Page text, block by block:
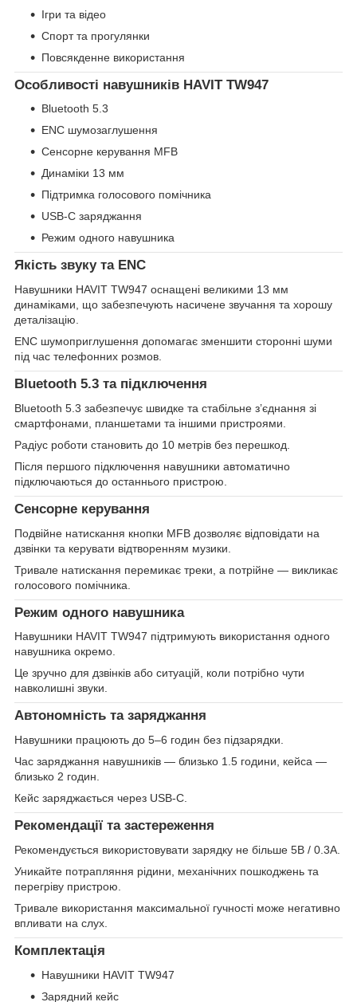
Ігри та відео
Спорт та прогулянки
Повсякденне використання
Особливості навушників HAVIT TW947
Bluetooth 5.3
ENC шумозаглушення
Сенсорне керування MFB
Динаміки 13 мм
Підтримка голосового помічника
USB-C заряджання
Режим одного навушника
Якість звуку та ENC
Навушники HAVIT TW947 оснащені великими 13 мм
динаміками, що забезпечують насичене звучання та хорошу
деталізацію.
ENC шумоприглушення допомагає зменшити сторонні шуми
під час телефонних розмов.
Bluetooth 5.3 та підключення
Bluetooth 5.3 забезпечує швидке та стабільне з’єднання зі
смартфонами, планшетами та іншими пристроями.
Радіус роботи становить до 10 метрів без перешкод.
Після першого підключення навушники автоматично
підключаються до останнього пристрою.
Сенсорне керування
Подвійне натискання кнопки MFB дозволяє відповідати на
дзвінки та керувати відтворенням музики.
Тривале натискання перемикає треки, а потрійне — викликає
голосового помічника.
Режим одного навушника
Навушники HAVIT TW947 підтримують використання одного
навушника окремо.
Це зручно для дзвінків або ситуацій, коли потрібно чути
навколишні звуки.
Автономність та заряджання
Навушники працюють до 5–6 годин без підзарядки.
Час заряджання навушників — близько 1.5 години, кейса —
близько 2 годин.
Кейс заряджається через USB-C.
Рекомендації та застереження
Рекомендується використовувати зарядку не більше 5В / 0.3А.
Уникайте потрапляння рідини, механічних пошкоджень та
перегріву пристрою.
Тривале використання максимальної гучності може негативно
впливати на слух.
Комплектація
Навушники HAVIT TW947
Зарядний кейс